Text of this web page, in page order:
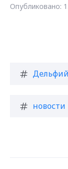
Опубликовано: